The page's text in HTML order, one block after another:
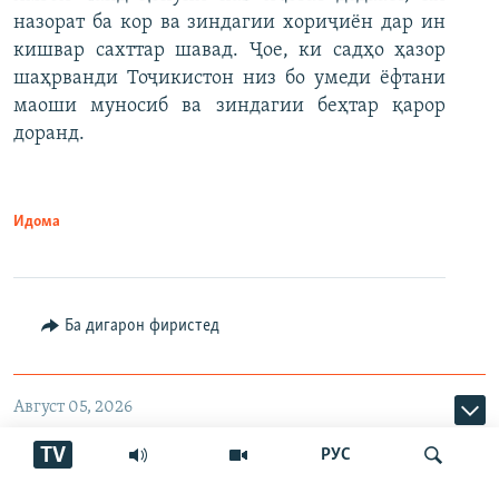
РУС
TV
назорат ба кор ва зиндагии хориҷиён дар ин
кишвар сахттар шавад. Ҷое, ки садҳо ҳазор
шаҳрванди Тоҷикистон низ бо умеди ёфтани
маоши муносиб ва зиндагии беҳтар қарор
доранд.
Идома
Ба дигарон фиристед
Август 05, 2026
"Амалиёт"-и зидди либоси